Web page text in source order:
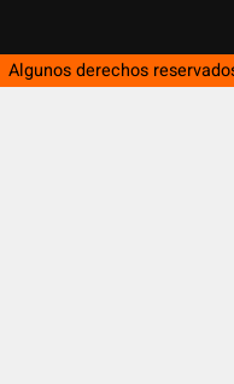
Algunos derechos